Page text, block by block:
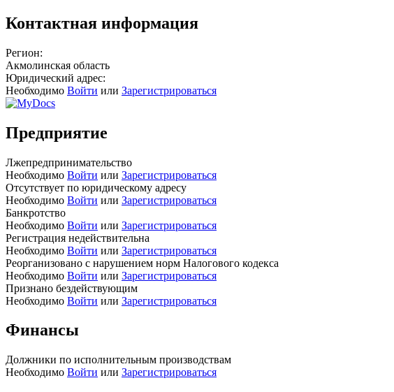
Контактная информация
Регион:
Акмолинская область
Юридический адрес:
Необходимо Войти или Зарегистрироваться
Предприятие
Лжепредпринимательство
Необходимо Войти или Зарегистрироваться
Отсутствует по юридическому адресу
Необходимо Войти или Зарегистрироваться
Банкротство
Необходимо Войти или Зарегистрироваться
Регистрация недействительна
Необходимо Войти или Зарегистрироваться
Реорганизовано с нарушением норм Налогового кодекса
Необходимо Войти или Зарегистрироваться
Признано бездействующим
Необходимо Войти или Зарегистрироваться
Финансы
Должники по исполнительным производствам
Необходимо Войти или Зарегистрироваться